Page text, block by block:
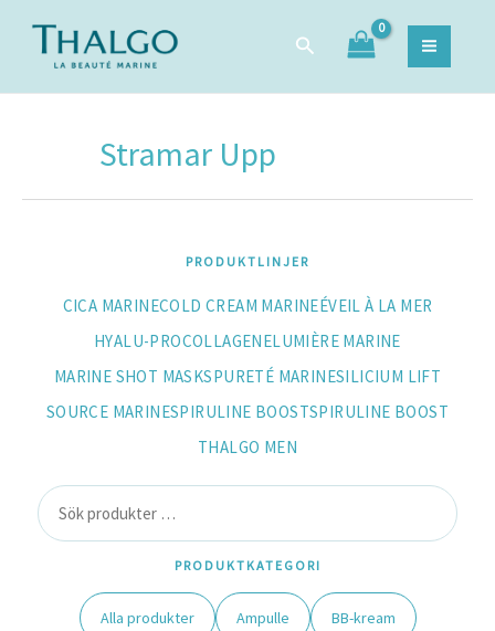
innehåll
Sök
Stramar Upp
PRODUKTLINJER
CICA MARINECOLD CREAM MARINEÉVEIL À LA MER
HYALU-PROCOLLAGENELUMIÈRE MARINE
MARINE SHOT MASKSPURETÉ MARINESILICIUM LIFT
SOURCE MARINESPIRULINE BOOSTSPIRULINE BOOST
THALGO MEN
efter:
PRODUKTKATEGORI
Alla produkter Ampulle BB-kream